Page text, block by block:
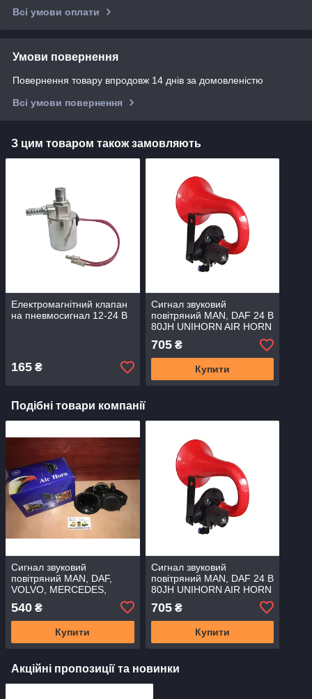
Всі умови оплати
Умови повернення
Повернення товару впродовж 14 днів за домовленістю
Всі умови повернення
З цим товаром також замовляють
Електромагнітний клапан
на пневмосигнал 12-24 В
165 ₴
Сигнал звуковий
повітряний MAN, DAF 24 В
80JH UNIHORN AIR HORN
(пр.о SEGER Туреччина)
705₴
Купити
Подібні товари компанії
Сигнал звуковий
повітряний MAN, DAF,
VOLVO, MERCEDES,
SCANIA, RENAULT 12-24В
(Туреччина) 35612
540 ₴
Купити
Сигнал звуковий
повітряний MAN, DAF 24 В
80JH UNIHORN AIR HORN
(пр.о SEGER Туреччина)
705₴
Купити
Акційні пропозиції та новинки